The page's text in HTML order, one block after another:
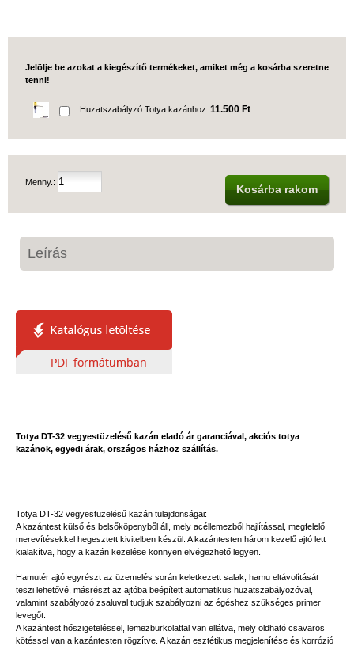
Jelölje be azokat a kiegészítő termékeket, amiket még a kosárba szeretne
tenni!
Huzatszabályzó Totya kazánhoz 11.500 Ft
Menny.:
Kosárba rakom
Leírás
Totya DT-32 vegyestüzelésű kazán eladó ár garanciával, akciós totya
kazánok, egyedi árak, országos házhoz szállítás.
Totya DT-32 vegyestüzelésű kazán tulajdonságai:
A kazántest külső és belsőköpenyből áll, mely acéllemezből hajlítással, megfelelő
merevítésekkel hegesztett kivitelben készül. A kazántesten három kezelő ajtó lett
kialakítva, hogy a kazán kezelése könnyen elvégezhető legyen.
Hamutér ajtó egyrészt az üzemelés során keletkezett salak, hamu eltávolítását
teszi lehetővé, másrészt az ajtóba beépített automatikus huzatszabályozóval,
valamint szabályozó zsaluval tudjuk szabályozni az égéshez szükséges primer
levegőt.
A kazántest hőszigeteléssel, lemezburkolattal van ellátva, mely oldható csavaros
kötéssel van a kazántesten rögzítve. A kazán esztétikus megjelenítése és korrózió